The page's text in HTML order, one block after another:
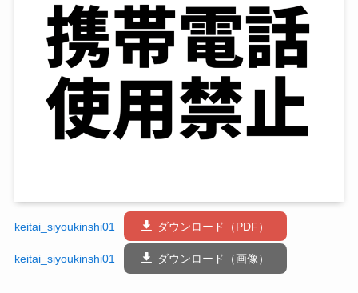
keitai_siyoukinshi01 ダウンロード（PDF）
keitai_siyoukinshi01 ダウンロード（画像）